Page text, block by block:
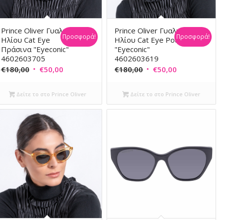
Prince Oliver Γυαλιά
Ηλίου Cat Eye
Πράσινα "Eyeconic"
4602603705
€180,00 Original
was:
€180,00.
€50,00Η
τιμή
είναι:
Προσφορά!
Δείτε το στο Prince Oliver
Prince Oliver Γυαλιά
Ηλίου Cat Eye Ροζ
"Eyeconic"
4602603619
€180,00 Original
was:
€180,00.
€50,00
τιμή
είναι:
Προσφορά!
Δείτε το στο Prince Oliver